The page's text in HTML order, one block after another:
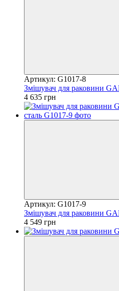
Артикул: G1017-8
Змішувач для раковини
4 635 грн
Артикул: G1017-9
Змішувач для раковини
4 549 грн